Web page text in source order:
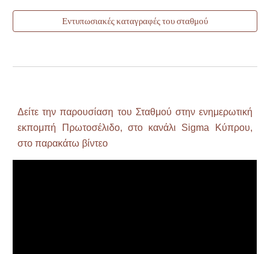
Εντυπωσιακές καταγραφές του σταθμού
Δείτε την παρουσίαση του Σταθμού στην ενημερωτική
εκπομπή Πρωτοσέλιδο, στο κανάλι Sigma Κύπρου,
στο παρακάτω βίντεο